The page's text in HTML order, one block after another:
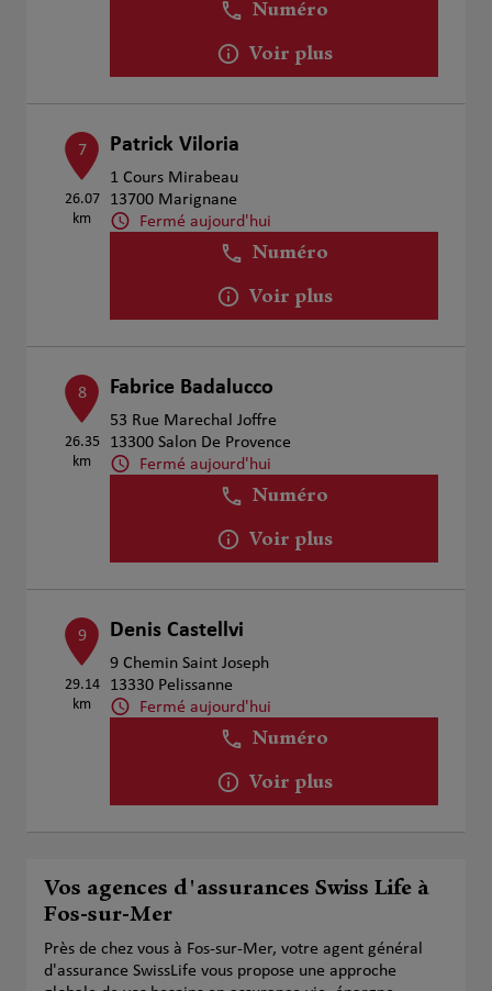
Numéro
Voir plus
7
26.07
km
Patrick Viloria
1 Cours Mirabeau
13700 Marignane
Fermé aujourd'hui
Numéro
Voir plus
8
26.35
km
Fabrice Badalucco
53 Rue Marechal Joffre
13300 Salon De Provence
Fermé aujourd'hui
Numéro
Voir plus
9
29.14
km
Denis Castellvi
9 Chemin Saint Joseph
13330 Pelissanne
Fermé aujourd'hui
Numéro
Voir plus
Vos agences d'assurances Swiss Life à
Fos-sur-Mer
Près de chez vous à Fos-sur-Mer, votre agent général
d'assurance SwissLife vous propose une approche